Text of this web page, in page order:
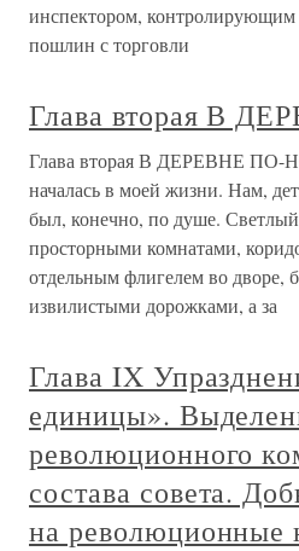
инспектором, контролирующим
пошлин с торговли
Глава вторая В
Глава вторая В ДЕРЕВНЕ ПО-
началась в моей жизни. Нам,
был, конечно, по душе.
просторными комнатами,
отдельным флигелем во дворе,
извилистыми дорожками, а за
Глава IX
единицы».
революционного
состава совета.
на революционные